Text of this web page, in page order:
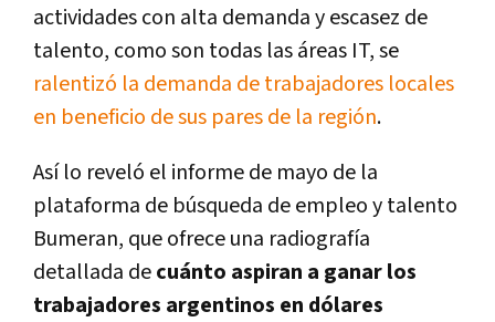
actividades con alta demanda y escasez de
talento, como son todas las áreas IT, se
ralentizó la demanda de trabajadores locales
en beneficio de sus pares de la región.
Así lo reveló el informe de mayo de la
plataforma de búsqueda de empleo y talento
Bumeran, que ofrece una radiografía
detallada decuánto aspiran a ganar los
trabajadores argentinos en dólares